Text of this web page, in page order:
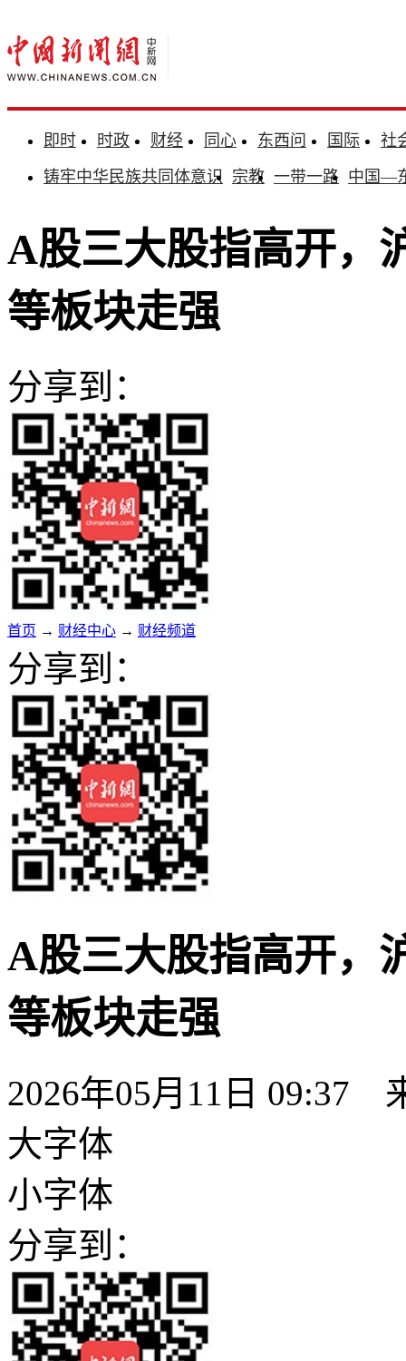
即时 时政 财经 同心 东西问 国际
社
铸牢中华民族共同体意识 宗教 一带一路 中国—
A股三大股指高开，
等板块走强
分享到：
首页 → 财经中心 → 财经频道
分享到：
A股三大股指高开，
等板块走强
2026年05月11日 09:37
大字体
小字体
分享到：